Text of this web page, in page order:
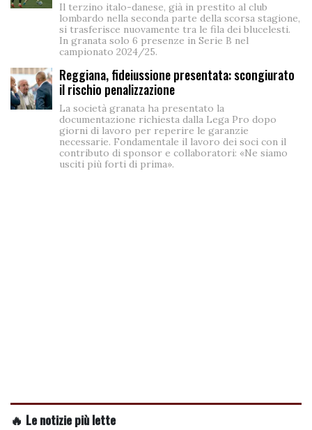
Il terzino italo-danese, già in prestito al club
lombardo nella seconda parte della scorsa stagione,
si trasferisce nuovamente tra le fila dei blucelesti.
In granata solo 6 presenze in Serie B nel
campionato 2024/25.
Reggiana, fideiussione presentata: scongiurato
il rischio penalizzazione
La società granata ha presentato la
documentazione richiesta dalla Lega Pro dopo
giorni di lavoro per reperire le garanzie
necessarie. Fondamentale il lavoro dei soci con il
contributo di sponsor e collaboratori: «Ne siamo
usciti più forti di prima».
🔥 Le notizie più lette